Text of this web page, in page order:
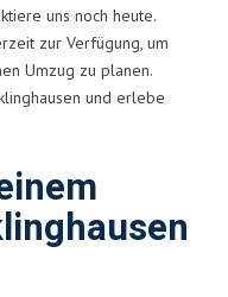
uns noch heute.
zur Verfügung, um
Umzug zu planen.
und erlebe